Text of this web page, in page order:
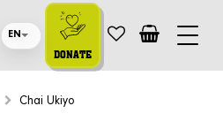
EN
DONATE
Chai Ukiyo